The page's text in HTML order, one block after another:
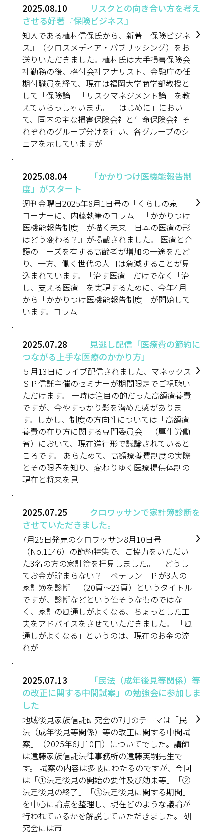
2025.08.10
リスクとの向き合い方を考え
させる好著『保険ビジネス』
知人である植村信保氏から、新著『保険ビジネ
ス』（クロスメディア・パブリッシング）をお
送りいただきました。植村氏は大手損害保険会
社勤務の後、格付会社アナリスト、金融庁の任
期付職員を経て、現在は福岡大学商学部教授と
して「保険論」「リスクマネジメント論」を教
えていらっしゃいます。 「はじめに」におい
て、国内の主な損害保険会社と生命保険会社そ
れぞれのグループ分けを行い、各グループのシ
ェアを示していますが
2025.08.04
「かかりつけ医機能報告制
度」がスタート
週刊金曜日2025年8月1日号の「くらしの泉」
コーナーに、内藤執筆のコラム『「かかりつけ
医機能報告制度」が描く未来 日本の医療の形
はどう変わる？』が掲載されました。 医療と介
護のニーズを有する高齢者が増加の一途をたど
り、一方、働く世代の人口は急減することが見
込まれています。「治す医療」だけでなく「治
し、支える医療」を実現するために、今年4月
から「かかりつけ医機能報告制度」が開始して
います。コラム
2025.07.28
見逃し配信「医療費の節約に
つながる上手な医療のかかり方」
５月13日にライブ配信されました、マネックス
ＳＰ信託主催のセミナーが期間限定でご視聴い
ただけます。 一時は注目の的だった高額療養費
ですが、今やすっかり影を潜めた感がありま
す。しかし、制度の方向性については「高額療
養費の在り方に関する専門委員会」（厚生労働
省）において、現在進行形で議論されていると
ころです。 あらためて、高額療養費制度の実際
とその限界を知り、変わりゆく医療提供体制の
現在と将来を見
2025.07.25
クロワッサンで家計簿診断を
させていただきました。
7月25日発売のクロワッサン8月10日号
（No.1146）の節約特集で、ご協力をいただい
た3名の方の家計簿を拝見しました。 「どうし
てお金が貯まらない？ ベテランＦＰが3人の
家計簿を診断」（20頁～23頁）というタイトル
ですが、診断などという偉そうなものではな
く、家計の風通しがよくなる、ちょっとした工
夫をアドバイスをさせていただきました。 「風
通しがよくなる」というのは、現在のお金の流
れが
2025.07.13
「民法（成年後見等関係）等
の改正に関する中間試案」の勉強会に参加しま
した
地域後見家族信託研究会の7月のテーマは「民
法（成年後見等関係）等の改正に関する中間試
案」（2025年6月10日）についてでした。講師
は遠藤家族信託法律事務所の遠藤英嗣先生で
す。 試案の内容は多岐にわたるのですが、今回
は「①法定後見の開始の要件及び効果等」「②
法定後見の終了」「③法定後見に関する期間」
を中心に論点を整理し、現在どのような議論が
行われているかを解説していただきました。 研
究会には市